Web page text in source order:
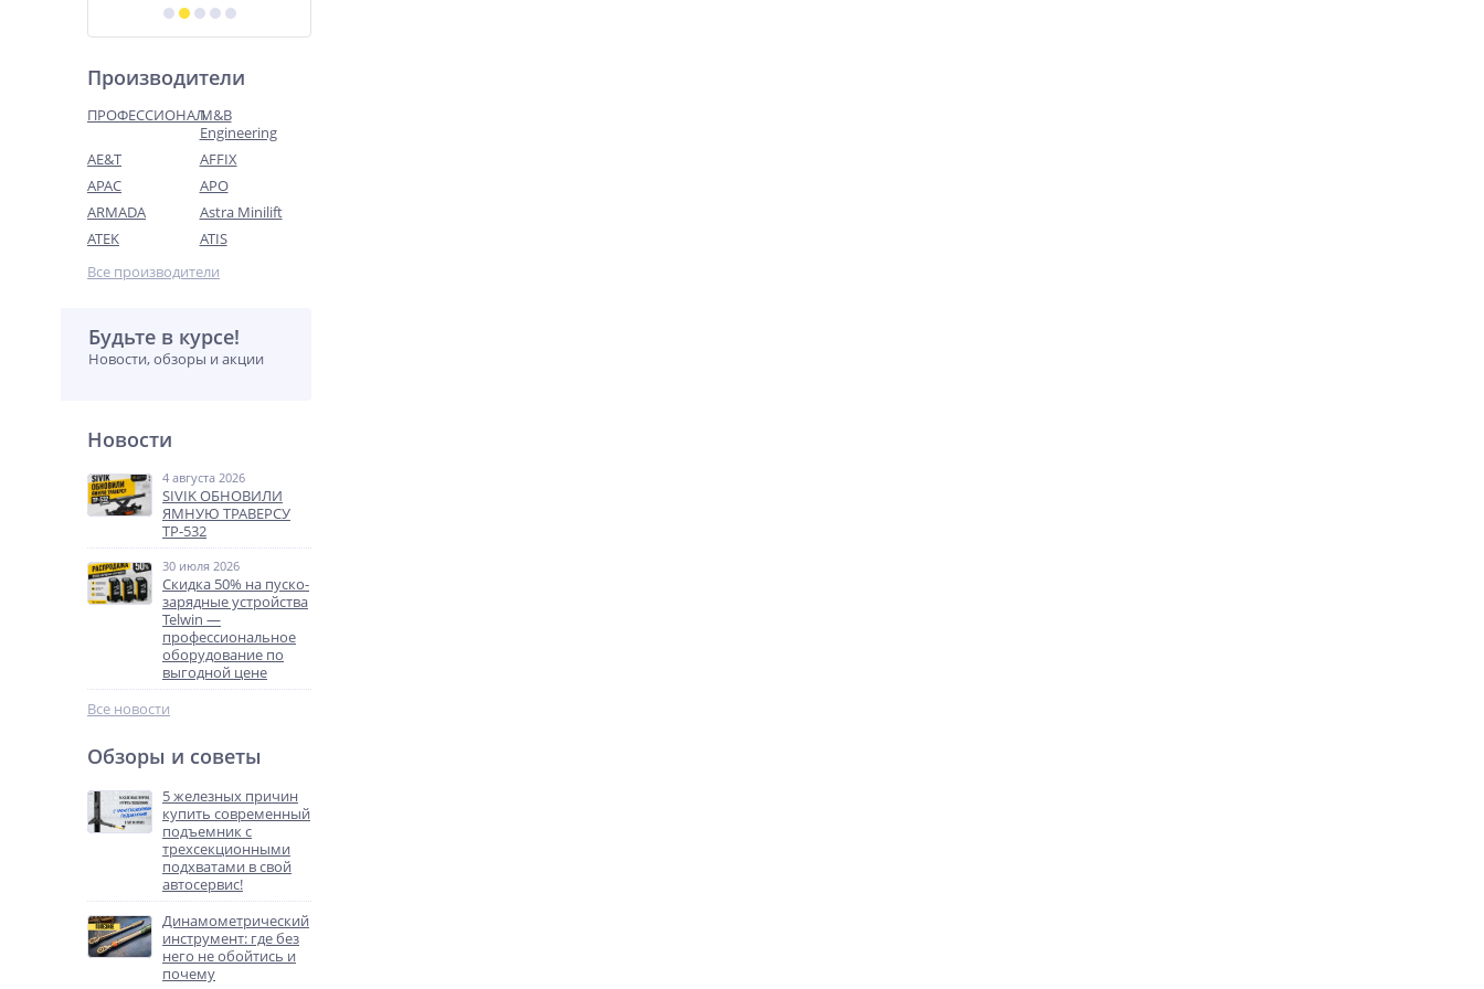
Производители
ПРОФЕССИОНАЛM&B
Engineering
AE&T
AFFIX
APAC
APO
ARMADA
Astra Minilift
ATEK
ATIS
Все производители
Будьте в курсе!
Новости, обзоры и акции
Новости
4 августа 2026
SIVIK ОБНОВИЛИ
ЯМНУЮ ТРАВЕРСУ
ТР-532
30 июля 2026
Скидка 50% на пуско-
зарядные устройства
Telwin —
профессиональное
оборудование по
выгодной цене
Все новости
Обзоры и советы
5 железных причин
купить современный
подъемник с
трехсекционными
подхватами в свой
автосервис!
Динамометрический
инструмент: где без
него не обойтись и
почему